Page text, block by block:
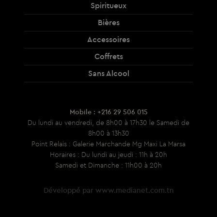
Spiritueux
Bières
Accessoires
Coffrets
Sans Alcool
Mobile : +216 29 506 015
Du lundi au vendredi, de 8h00 à 17h30 le Samedi de
8h00 à 13h30
Point Relais : Galerie Marchande Mg Maxi La Marsa
Horaires : Du lundi au jeudi : 11h à 20h
Samedi et Dimanche : 11h00 à 20h
Développé par www.medianet.com.tn